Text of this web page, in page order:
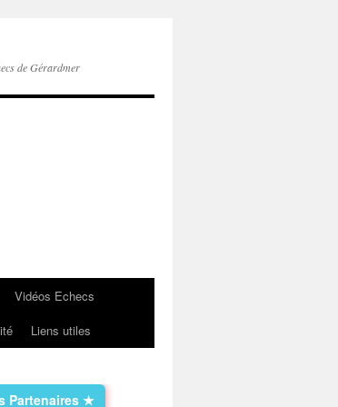
de Gérardmer
Vidéos Echecs
Liens utiles
Partenaires ★